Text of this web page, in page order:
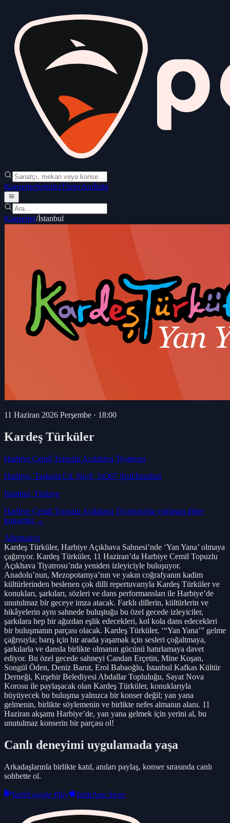
KonserlerŞehirlerTürlerAraİndir
Konserler/İstanbul
11 Haziran 2026 Perşembe · 18:00
Kardeş Türküler
Harbiye Cemil Topuzlu Açıkhava Tiyatrosu
Harbiye, Taşkışla Cd. No:8, 34367 Şişli/İstanbul
İstanbul, Türkiye
Harbiye Cemil Topuzlu Açıkhava Tiyatrosu'da yaklaşan diğer
konserler →
Alternative
Kardeş Türküler, Harbiye Açıkhava Sahnesi’nde ‘Yan Yana’ olmaya
çağırıyor. Kardeş Türküler, 11 Haziran’da Harbiye Cemil Topuzlu
Açıkhava Tiyatrosu’nda yeniden izleyiciyle buluşuyor.
Anadolu’nun, Mezopotamya’nın ve yakın coğrafyanın kadim
kültürlerinden beslenen çok dilli repertuvarıyla Kardeş Türküler ve
konukları, şarkıları, sözleri ve dans performansları ile Harbiye’de
unutulmaz bir geceye imza atacak. Farklı dillerin, kültürlerin ve
hikâyelerin aynı sahnede buluştuğu bu özel gecede izleyiciler,
şarkılara hep bir ağızdan eşlik edecekleri, kol kola dans edecekleri
bir buluşmanın parçası olacak. Kardeş Türküler, ‘“Yan Yana’” gelme
çağrısıyla; barış için bir arada yaşamak için sesleri çoğaltmaya,
şarkılarla ve dansla birlikte olmanın gücünü hatırlamaya davet
ediyor. Bu özel gecede sahneyi Candan Erçetin, Mine Koşan,
Songül Öden, Deniz Barut, Erol Babaoğlu, İstanbul Kafkas Kültür
Derneği, Kırşehir Belediyesi Abdallar Topluluğu, Sayat Nova
Korosu ile paylaşacak olan Kardeş Türküler, konuklarıyla
büyüyecek bu buluşma yalnızca bir konser değil; yan yana
gelmenin, birlikte söylemenin ve birlikte nefes almanın alanı. 11
Haziran akşamı Harbiye’de, yan yana gelmek için yerini al, bu
unutulmaz konserin bir parçası ol!
Canlı deneyimi uygulamada yaşa
Arkadaşlarınla birlikte katıl, anıları paylaş, konser sırasında canlı
sohbette ol.
IndirGoogle Play IndirApp Store